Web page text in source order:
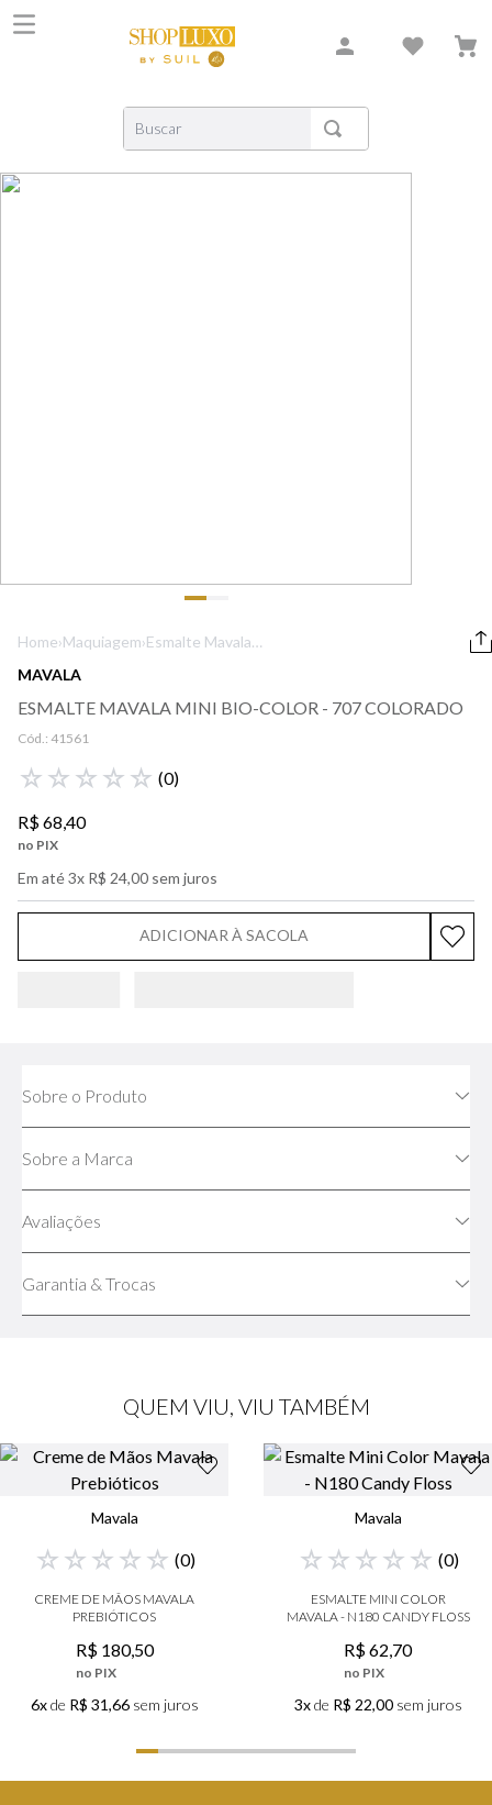
Buscar
Home›Maquiagem›Esmalte Mavala
MAVALA
ESMALTE MAVALA MINI BIO-COLOR - 707 COLORADO
Cód.: 41561
☆ ☆ ☆ ☆ ☆ (0)
R$68,40
no PIX
Em até3x R$ 24,00 sem juros
ADICIONAR À SACOLA
Sobre o Produto
Sobre a Marca
Avaliações
Garantia & Trocas
QUEM VIU, VIU TAMBÉM
Mavala
☆ ☆ ☆ ☆ ☆ (0)
CREME DE MÃOS MAVALA
PREBIÓTICOS
R$ 180,50
no PIX
6xde R$ 31,66sem juros
Mavala
☆ ☆ ☆ ☆ ☆ (0)
ESMALTE MINI COLOR
MAVALA - N180 CANDY FLOSS
R$62,70
no PIX
3xde R$ 22,00sem juros